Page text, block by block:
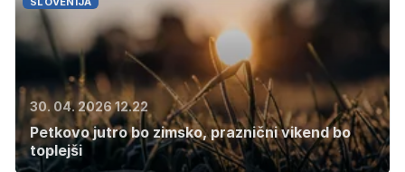
30. 04. 2026 12.22
Petkovo jutro bo zimsko, praznični vikend bo
toplejši